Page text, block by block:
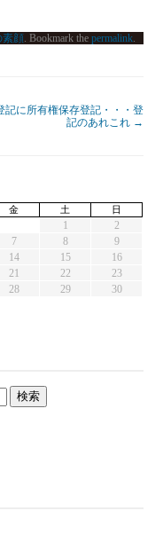
素顔. Bookmark thepermalink.
記に所有権保存登記・・・登
記のあれこれ →
金 土 日
1
2
7 8
9
14 15
16
21 22
23
28 29
30